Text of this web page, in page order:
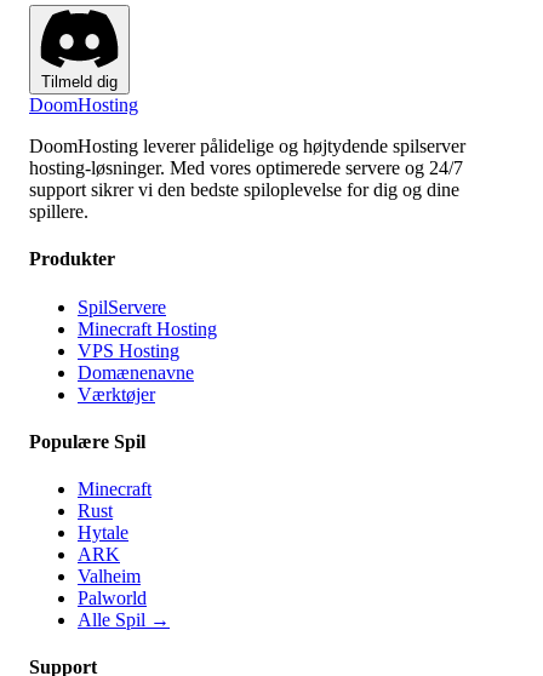
Tilmeld dig
DoomHosting
DoomHosting leverer pålidelige og højtydende spilserver
hosting-løsninger. Med vores optimerede servere og 24/7
support sikrer vi den bedste spiloplevelse for dig og dine
spillere.
Produkter
SpilServere
Minecraft Hosting
VPS Hosting
Domænenavne
Værktøjer
Populære Spil
Minecraft
Rust
Hytale
ARK
Valheim
Palworld
Alle Spil →
Support